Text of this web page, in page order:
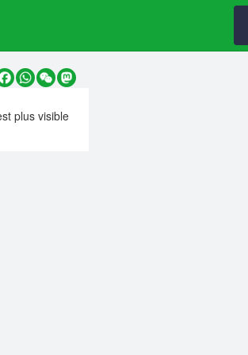
Facebook
WhatsApp
WeChatMastodon
plus visible